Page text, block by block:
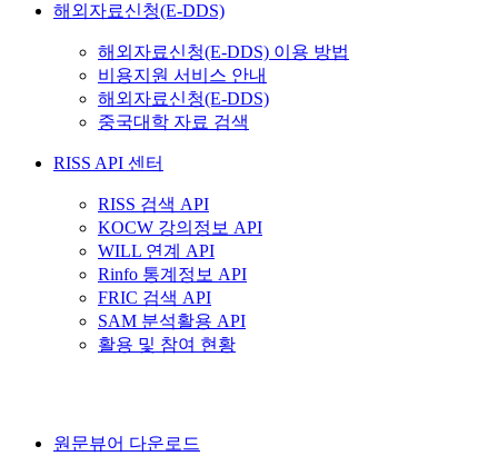
해외자료신청(E-DDS)
해외자료신청(E-DDS) 이용 방법
비용지원 서비스 안내
해외자료신청(E-DDS)
중국대학 자료 검색
RISS API 센터
RISS 검색 API
KOCW 강의정보 API
WILL 연계 API
Rinfo 통계정보 API
FRIC 검색 API
SAM 분석활용 API
활용 및 참여 현황
원문뷰어 다운로드